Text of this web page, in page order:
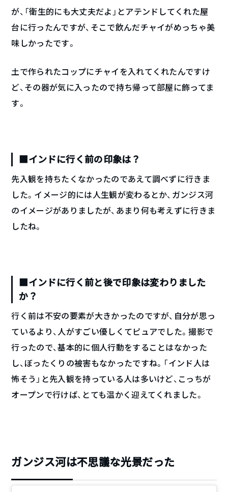
が、「衛生的にも大丈夫だよ」とアテンドしてくれた屋
台に行ったんですが、そこで飲んだチャイがめっちゃ美
味しかったです。
土で作られたコップにチャイを入れてくれたんですけ
ど、その器が気に入ったので持ち帰って部屋に飾ってま
す。
■インドに行く前の印象は？
先入観を持ちたくなかったのであえて調べずに行きま
した。イメージ的には人生観が変わるとか、ガンジス河
のイメージがありましたが、あまり何も考えずに行きま
したね。
■インドに行く前と後で印象は変わりました
か？
行く前は不安の要素が大きかったのですが、自分が思っ
ているより、人がすごい優しくてピュアでした。撮影で
行ったので、基本的に個人行動をすることはなかった
し、ぼったくりの被害もなかったですね。「インド人は
怖そう」と先入観を持っている人は多いけど、こっちが
オープンで行けば、とても温かく迎えてくれました。
ガンジス河は不思議な光景だった